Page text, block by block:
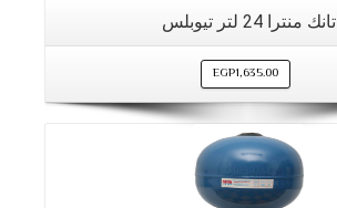
تانك منترا 24 لتر تيوبلس
EGP1,635.00
التفاصيل